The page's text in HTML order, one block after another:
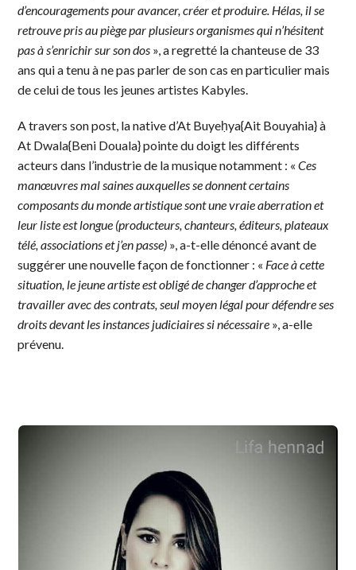
d’encouragements pour avancer, créer et produire. Hélas, il se
retrouve pris au piège par plusieurs organismes qui n’hésitent
pas à s’enrichir sur son dos », a regretté la chanteuse de 33
ans qui a tenu à ne pas parler de son cas en particulier mais
de celui de tous les jeunes artistes Kabyles.
A travers son post, la native d’At Buyeḥya{Ait Bouyahia} à
At Dwala{Beni Douala} pointe du doigt les différents
acteurs dans l’industrie de la musique notamment : «Ces
manœuvres mal saines auxquelles se donnent certains
composants du monde artistique sont une vraie aberration et
leur liste est longue (producteurs, chanteurs, éditeurs, plateaux
télé, associations et j’en passe) », a-t-elle dénoncé avant de
suggérer une nouvelle façon de fonctionner : « Face à cette
situation, le jeune artiste est obligé de changer d’approche et
travailler avec des contrats, seul moyen légal pour défendre ses
droits devant les instances judiciaires si nécessaire », a-elle
prévenu.